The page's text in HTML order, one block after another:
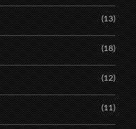
(13)
(18)
(12)
(11)